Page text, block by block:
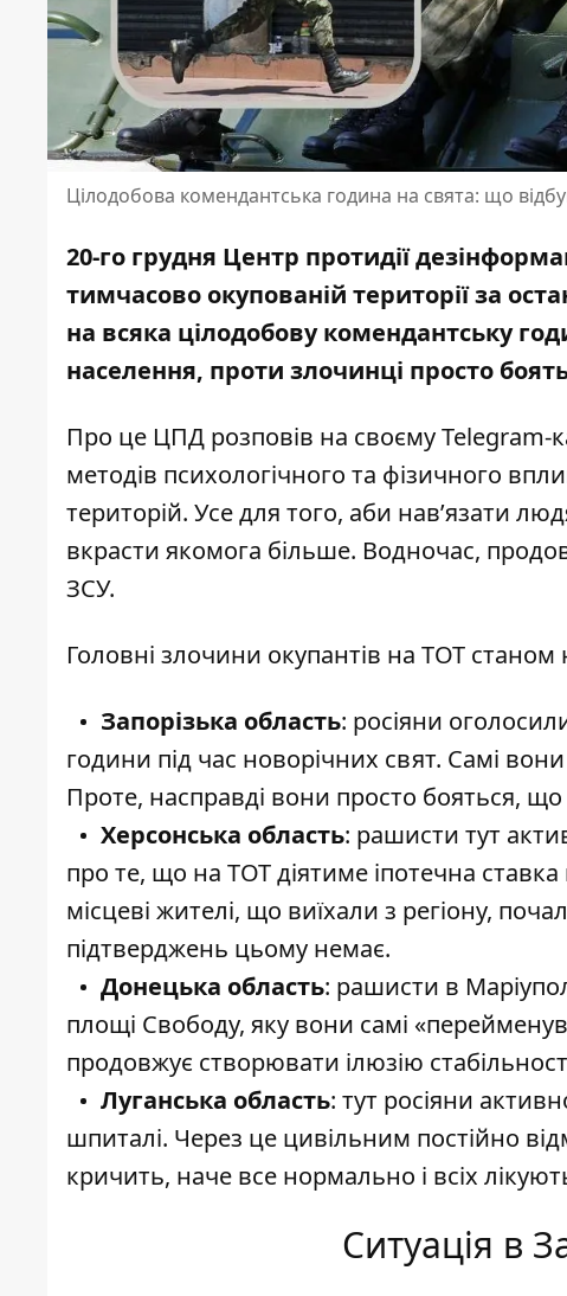
Цілодобова комендантська година на свята: що
20-го грудня Центр протидії
тимчасово окупованій території за
на всяка цілодобову комендантську
населення, проти злочинці просто
Про це ЦПД розповів на своєму Telegram-
методів психологічного та фізичного
територій. Усе для того, аби нав’язати
вкрасти якомога більше. Водночас,
ЗСУ.
Головні злочини окупантів на ТОТ станом
Запорізька область: росіяни
години під час новорічних свят. Самі
Проте, насправді вони просто бояться,
Херсонська область: рашисти тут
про те, що на ТОТ діятиме іпотечна
місцеві жителі, що виїхали з регіону,
підтверджень цьому немає.
Донецька область: рашисти в
площі Свободу, яку вони самі
продовжує створювати ілюзію
Луганська область: тут росіяни
шпиталі. Через це цивільним постійно
кричить, наче все нормально і всіх
Ситуація в